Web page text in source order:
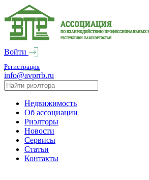
Войти
Регистрация
info@avprrb.ru
Недвижимость
Об ассоциации
Риэлторы
Новости
Сервисы
Статьи
Контакты